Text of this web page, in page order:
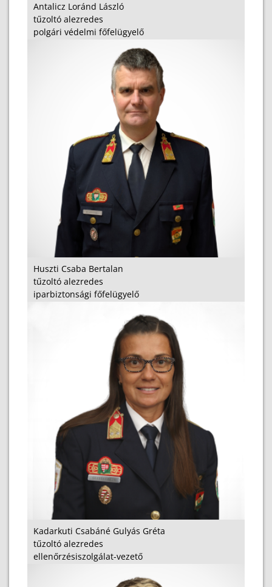
Antalicz Loránd László
tűzoltó alezredes
polgári védelmi főfelügyelő
Huszti Csaba Bertalan
tűzoltó alezredes
iparbiztonsági főfelügyelő
Kadarkuti Csabáné Gulyás Gréta
tűzoltó alezredes
ellenőrzésiszolgálat-vezető